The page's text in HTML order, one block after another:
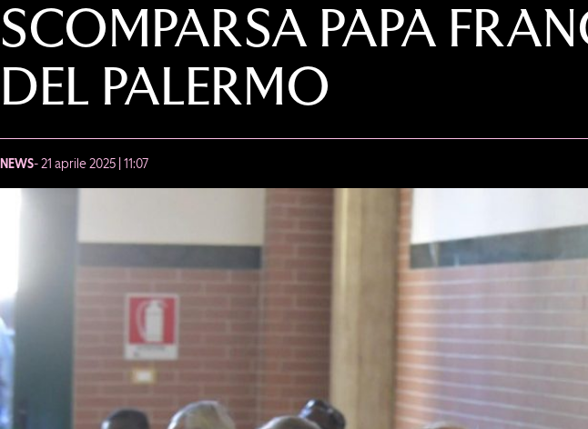
SCOMPARSA PAPA
DEL PALERMO
NEWS- 21 aprile 2025 | 11:07